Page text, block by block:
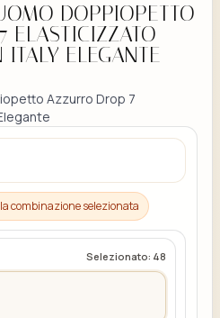
DOPPIOPETTO
ELASTICIZZATO
ELEGANTE
Azzurro Drop 7
combinazione selezionata
Selezionato: 48